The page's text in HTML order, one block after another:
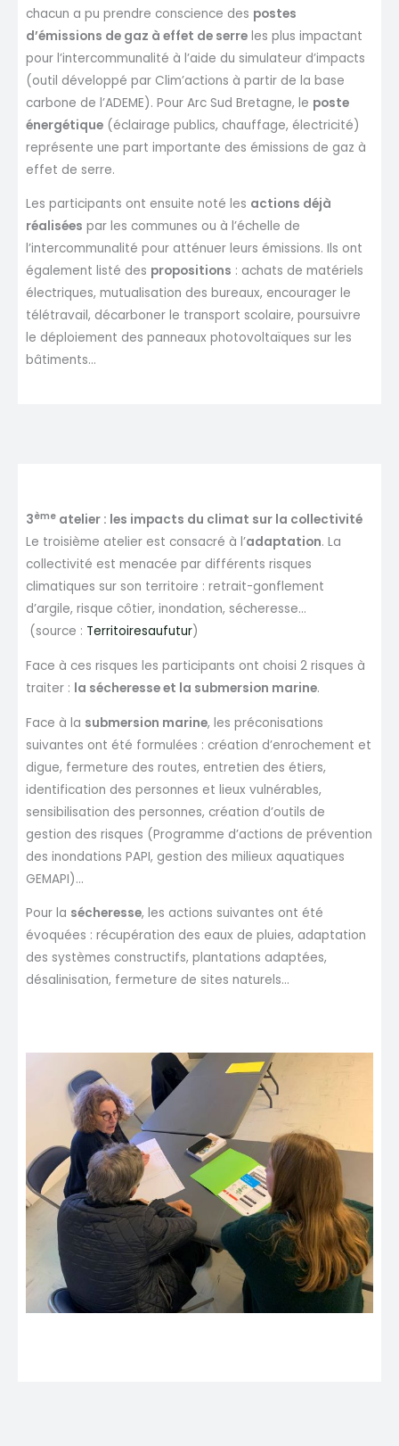
chacun a pu prendre conscience des postes
d’émissions de gaz à effet de serre les plus impactant
pour l’intercommunalité à l’aide du simulateur d’impacts
(outil développé par Clim’actions à partir de la base
carbone de l’ADEME). Pour Arc Sud Bretagne, le poste
énergétique (éclairage publics, chauffage, électricité)
représente une part importante des émissions de gaz à
effet de serre.
Les participants ont ensuite noté les actions déjà
réalisées par les communes ou à l’échelle de
l’intercommunalité pour atténuer leurs émissions. Ils ont
également listé des propositions : achats de matériels
électriques, mutualisation des bureaux, encourager le
télétravail, décarboner le transport scolaire, poursuivre
le déploiement des panneaux photovoltaïques sur les
bâtiments…
3ème atelier : les impacts du climat sur la collectivité
Le troisième atelier est consacré à l’adaptation. La
collectivité est menacée par différents risques
climatiques sur son territoire : retrait-gonflement
d’argile, risque côtier, inondation, sécheresse…
(source : Territoiresaufutur)
Face à ces risques les participants ont choisi 2 risques à
traiter : la sécheresse et la submersion marine.
Face à la submersion marine, les préconisations
suivantes ont été formulées : création d’enrochement et
digue, fermeture des routes, entretien des étiers,
identification des personnes et lieux vulnérables,
sensibilisation des personnes, création d’outils de
gestion des risques (Programme d’actions de prévention
des inondations PAPI, gestion des milieux aquatiques
GEMAPI)…
Pour la sécheresse, les actions suivantes ont été
évoquées : récupération des eaux de pluies, adaptation
des systèmes constructifs, plantations adaptées,
désalinisation, fermeture de sites naturels…